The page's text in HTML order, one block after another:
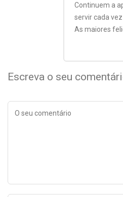
Continuem a
servir cada
As maiores
Escreva o seu